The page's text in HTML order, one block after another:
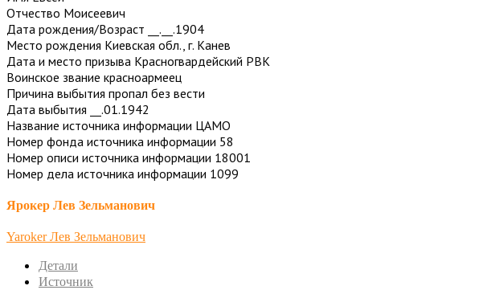
Отчество Моисеевич
Дата рождения/Возраст __.__.1904
Место рождения Киевская обл., г. Канев
Дата и место призыва Красногвардейский РВК
Воинское звание красноармеец
Причина выбытия пропал без вести
Дата выбытия __.01.1942
Название источника информации ЦАМО
Номер фонда источника информации 58
Номер описи источника информации 18001
Номер дела источника информации 1099
Ярокер Лев Зельманович
Yaroker Лев Зельманович
Детали
Источник